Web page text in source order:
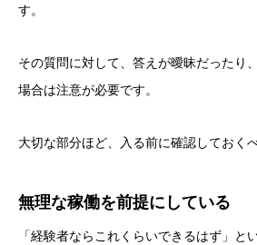
す。
その質問に対して、答えが曖昧だったり
場合は注意が必要です。
大切な部分ほど、入る前に確認しておくべ
無理な稼働を前提にしている
「経験者ならこれくらいできるはず」と